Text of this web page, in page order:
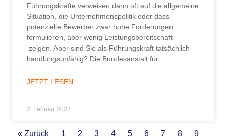
Führungskräfte verweisen dann oft auf die allgemeine
Situation, die Unternehmenspolitik oder dass
potenzielle Bewerber zwar hohe Forderungen
formulieren, aber wenig Leistungsbereitschaft
zeigen. Aber sind Sie als Führungskraft tatsächlich
handlungsunfähig? Die Bundesanstalt für
JETZT LESEN ...
2. Februar 2023
« Zurück 1 2 3 4 5 6 7 8
9